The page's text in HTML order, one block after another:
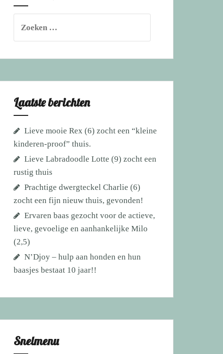
naar:
Laatste berichten
Lieve mooie Rex (6) zocht een “kleine
kinderen-proof” thuis.
Lieve Labradoodle Lotte (9) zocht een
rustig thuis
Prachtige dwergteckel Charlie (6)
zocht een fijn nieuw thuis, gevonden!
Ervaren baas gezocht voor de actieve,
lieve, gevoelige en aanhankelijke Milo
(2,5)
N’Djoy – hulp aan honden en hun
baasjes bestaat 10 jaar!!
Snelmenu